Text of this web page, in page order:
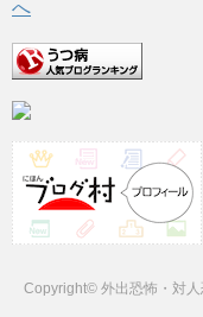
Copyright© 外出恐怖・対